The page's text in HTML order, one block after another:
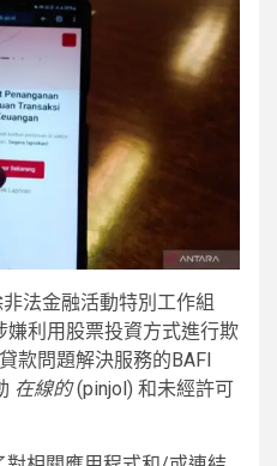
法金融活動特別工作組
嫌利用股票投資方式進行欺
款問題解決服務的BAFI
在線的(pinjol) 和未經許可